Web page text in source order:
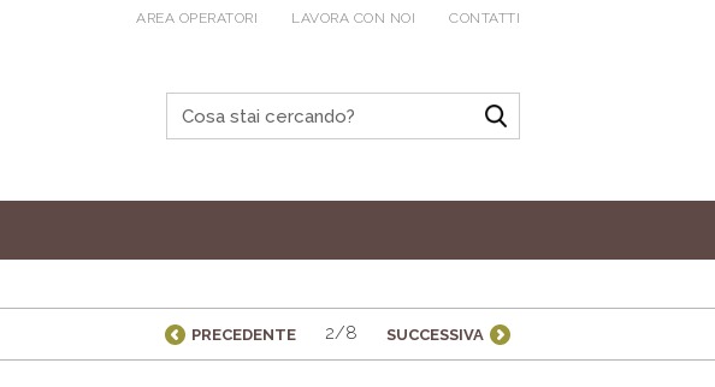
AREA OPERATORI LAVORA CON NOI CONTATTI
PRECEDENTE 2/8 SUCCESSIVA